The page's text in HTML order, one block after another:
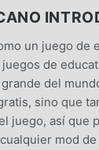
un juego de
de
grande del
sino que
juego, así que
mod